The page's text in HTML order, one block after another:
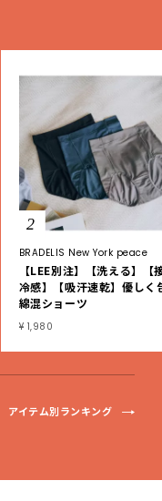
2
BRADELIS New York peace
【LEE別注】【洗える】【
冷感】【吸汗速乾】優しく
綿混ショーツ
¥ 1,980
アイテム別ランキング